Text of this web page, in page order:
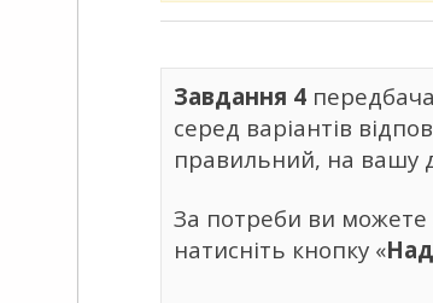
Завдання 4
серед варіантів
правильний, на вашу
За потреби ви можете
натисніть кнопку «